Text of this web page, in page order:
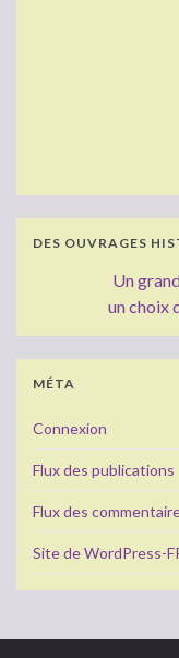
DES OUVRAGES
Un
un choix
MÉTA
Connexion
Flux des publications
Flux des
Site de WordPress-